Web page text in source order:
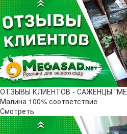
ОТЗЫВЫ КЛИЕНТОВ - САЖЕНЦЫ
Малина 100% соответствие
Смотреть